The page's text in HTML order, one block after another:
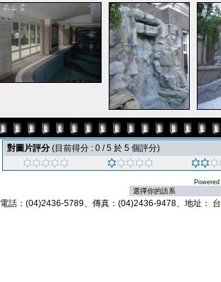
對圖片評分 (目前得分 : 0 / 5 於 5 個評分)
電話：(04)2436-5789、傳真：(04)2436-9478、地址：